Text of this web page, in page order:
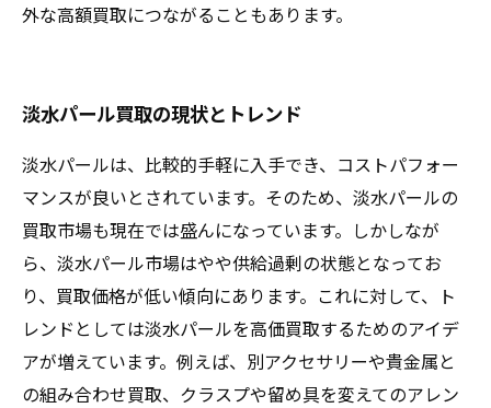
外な高額買取につながることもあります。
淡水パール買取の現状とトレンド
淡水パールは、比較的手軽に入手でき、コストパフォー
マンスが良いとされています。そのため、淡水パールの
買取市場も現在では盛んになっています。しかしなが
ら、淡水パール市場はやや供給過剰の状態となってお
り、買取価格が低い傾向にあります。これに対して、ト
レンドとしては淡水パールを高価買取するためのアイデ
アが増えています。例えば、別アクセサリーや貴金属と
の組み合わせ買取、クラスプや留め具を変えてのアレン